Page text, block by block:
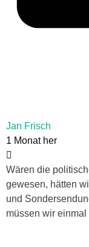
Jan Frisch
1 Monat her
Wären die
gewesen, hätten
und
müssen wir